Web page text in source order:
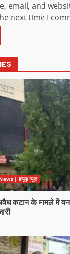
email, and
next time I
| हापुड़ न्यूज़
कटान के मामले में